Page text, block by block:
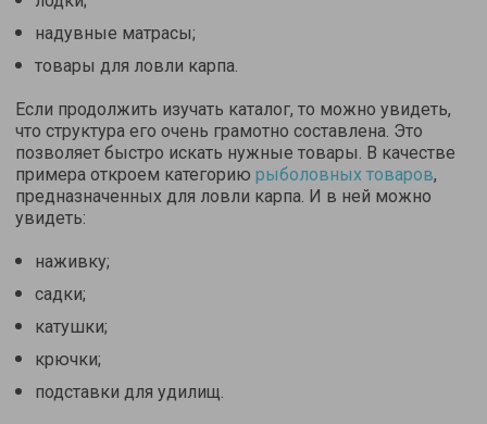
надувные матрасы;
товары для ловли карпа.
Если продолжить изучать каталог, то можно увидеть,
что структура его очень грамотно составлена. Это
позволяет быстро искать нужные товары. В качестве
примера откроем категорию рыболовных товаров,
предназначенных для ловли карпа. И в ней можно
увидеть:
наживку;
садки;
катушки;
крючки;
подставки для удилищ.